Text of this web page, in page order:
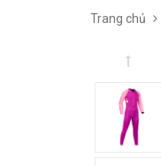
Trang chủ